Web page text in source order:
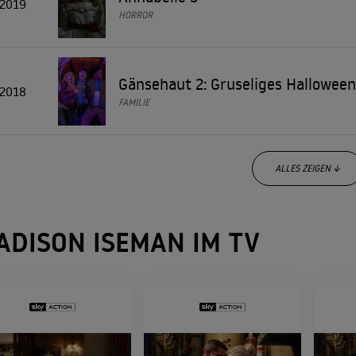
2019
HORROR
2018 Gänsehaut 2: Gruseliges Halloween
FAMILIE
ALLES ZEIGEN ↓
2017
ABENTEUER
ISEMAN IM TV